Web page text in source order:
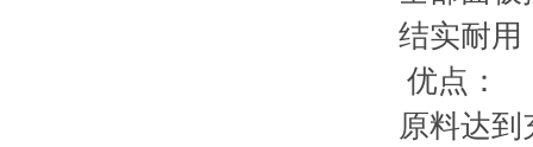
结实耐用
优点：
原料达